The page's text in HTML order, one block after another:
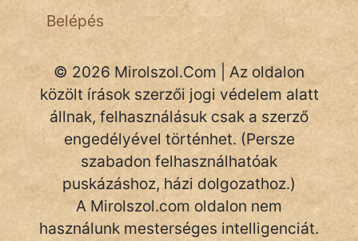
Hoffer Botond
szemfüles
Belépés
© 2026 Mirolszol.Com | Az oldalon
közölt írások szerzői jogi védelem alatt
állnak, felhasználásuk csak a szerző
engedélyével történhet. (Persze
szabadon felhasználhatóak
puskázáshoz, házi dolgozathoz.)
A Mirolszol.com oldalon nem
használunk mesterséges intelligenciát.